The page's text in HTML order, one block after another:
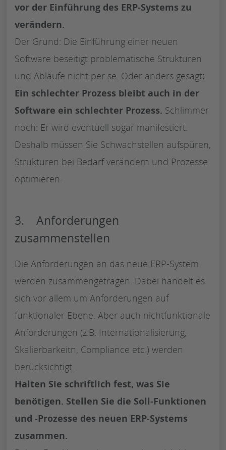
vor der Einführung des ERP-Systems zu
verändern.
Der Grund: Die Einführung einer neuen
Software beseitigt problematische Strukturen
und Abläufe nicht per se. Oder anders gesagt:
Ein schlechter Prozess bleibt auch in der
Software ein schlechter Prozess. Schlimmer
noch: Er wird eventuell sogar manifestiert.
Deshalb müssen Sie Schwachstellen aufspüren,
Strukturen bei Bedarf verändern und Prozesse
optimieren.
3. Anforderungen
zusammenstellen
Die Anforderungen an das neue ERP-System
werden zusammengetragen. Dabei handelt es
sich vor allem um Anforderungen auf
funktionaler Ebene. Aber auch nichtfunktionale
Anforderungen (z.B. Internationalisierung,
Skalierbarkeitn, Compliance etc.) werden
berücksichtigt.
Halten Sie schriftlich fest, was Sie
benötigen. Stellen Sie die Soll-Funktionen
und -Prozesse des neuen ERP-Systems
zusammen.